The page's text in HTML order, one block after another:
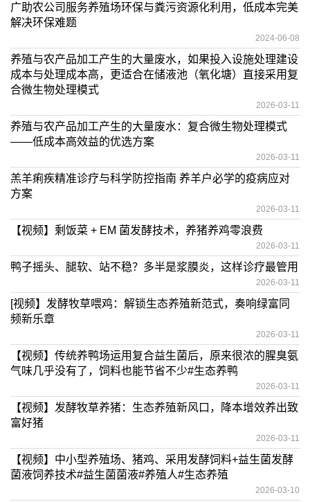
广助农公司服务养殖场环保与粪污资源化利用，低成本完美
解决环保难题
2024-06-08
养殖与农产品加工产生的大量废水，如果投入设施处理建设
成本与处理成本高，更适合在储液池（氧化塘）直接采用复
合微生物处理模式
2026-03-11
养殖与农产品加工产生的大量废水：复合微生物处理模式
——低成本高效益的优选方案
2026-03-11
羔羊痢疾精准诊疗与科学防控指南 养羊户必学的疫病应对
方案
2026-03-11
【视频】剩饭菜 + EM 菌发酵技术，养猪养鸡零浪费
2026-03-11
鸭子摇头、腿软、站不稳？多半是浆膜炎，这样诊疗最管用
2026-03-11
[视频】发酵牧草喂鸡：解锁生态养殖新范式，奏响绿富同
频新乐章
2026-03-11
【视频】传统养鸭场运用复合益生菌后，原来很浓的腥臭氨
气味几乎没有了，饲料也能节省不少#生态养鸭
2026-03-11
【视频】发酵牧草养猪：生态养殖新风口，降本增效养出致
富好猪
2026-03-11
【视频】中小型养殖场、猪鸡、采用发酵饲料+益生菌发酵
菌液饲养技术#益生菌菌液#养殖人#生态养殖
2026-03-10